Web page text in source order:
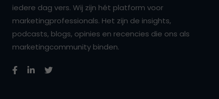
iedere dag vers. Wij zijn hét platform voor
marketingprofessionals. Het zijn de insights,
podcasts, blogs, opinies en recencies die ons als
marketingcommunity binden.